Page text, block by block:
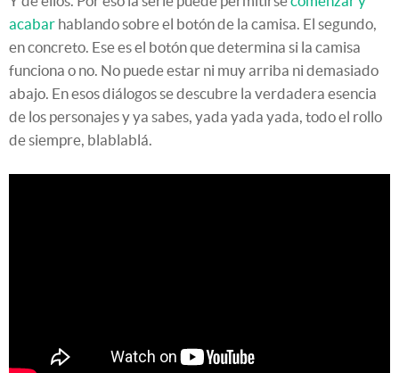
acabar hablando sobre el botón de la camisa. El segundo,
en concreto. Ese es el botón que determina si la camisa
funciona o no. No puede estar ni muy arriba ni demasiado
abajo. En esos diálogos se descubre la verdadera esencia
de los personajes y ya sabes, yada yada yada, todo el rollo
de siempre, blablablá.